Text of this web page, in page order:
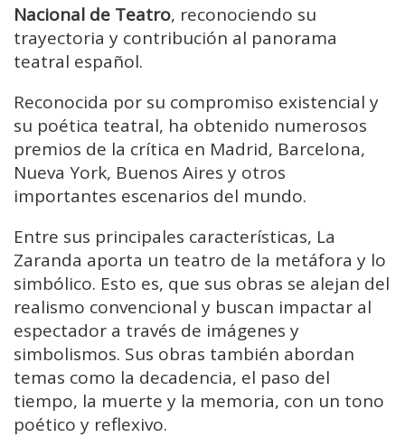
Nacional de Teatro, reconociendo su
trayectoria y contribución al panorama
teatral español.
Reconocida por su compromiso existencial y
su poética teatral, ha obtenido numerosos
premios de la crítica en Madrid, Barcelona,
Nueva York, Buenos Aires y otros
importantes escenarios del mundo.
Entre sus principales características, La
Zaranda aporta un teatro de la metáfora y lo
simbólico. Esto es, que sus obras se alejan del
realismo convencional y buscan impactar al
espectador a través de imágenes y
simbolismos. Sus obras también abordan
temas como la decadencia, el paso del
tiempo, la muerte y la memoria, con un tono
poético y reflexivo.